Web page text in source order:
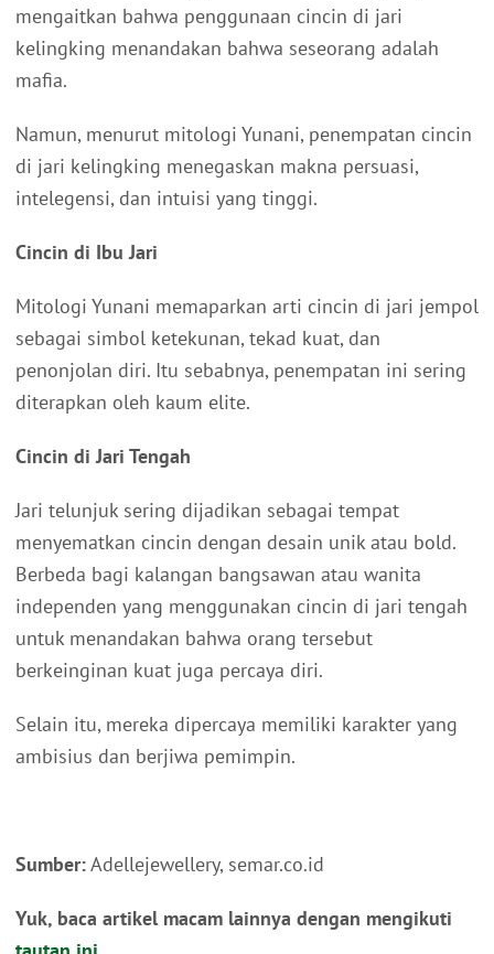
mengaitkan bahwa penggunaan cincin di jari
kelingking menandakan bahwa seseorang adalah
mafia.
Namun, menurut mitologi Yunani, penempatan cincin
di jari kelingking menegaskan makna persuasi,
intelegensi, dan intuisi yang tinggi.
Cincin di Ibu Jari
Mitologi Yunani memaparkan arti cincin di jari jempol
sebagai simbol ketekunan, tekad kuat, dan
penonjolan diri. Itu sebabnya, penempatan ini sering
diterapkan oleh kaum elite.
Cincin di Jari Tengah
Jari telunjuk sering dijadikan sebagai tempat
menyematkan cincin dengan desain unik atau bold.
Berbeda bagi kalangan bangsawan atau wanita
independen yang menggunakan cincin di jari tengah
untuk menandakan bahwa orang tersebut
berkeinginan kuat juga percaya diri.
Selain itu, mereka dipercaya memiliki karakter yang
ambisius dan berjiwa pemimpin.
Sumber:Adellejewellery, semar.co.id
Yuk, baca artikel macam lainnya dengan mengikuti